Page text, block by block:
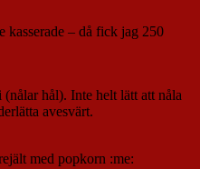
kasserade – då fick jag 250
hål). Inte helt lätt att nåla
avesvärt.
med popkorn :me: